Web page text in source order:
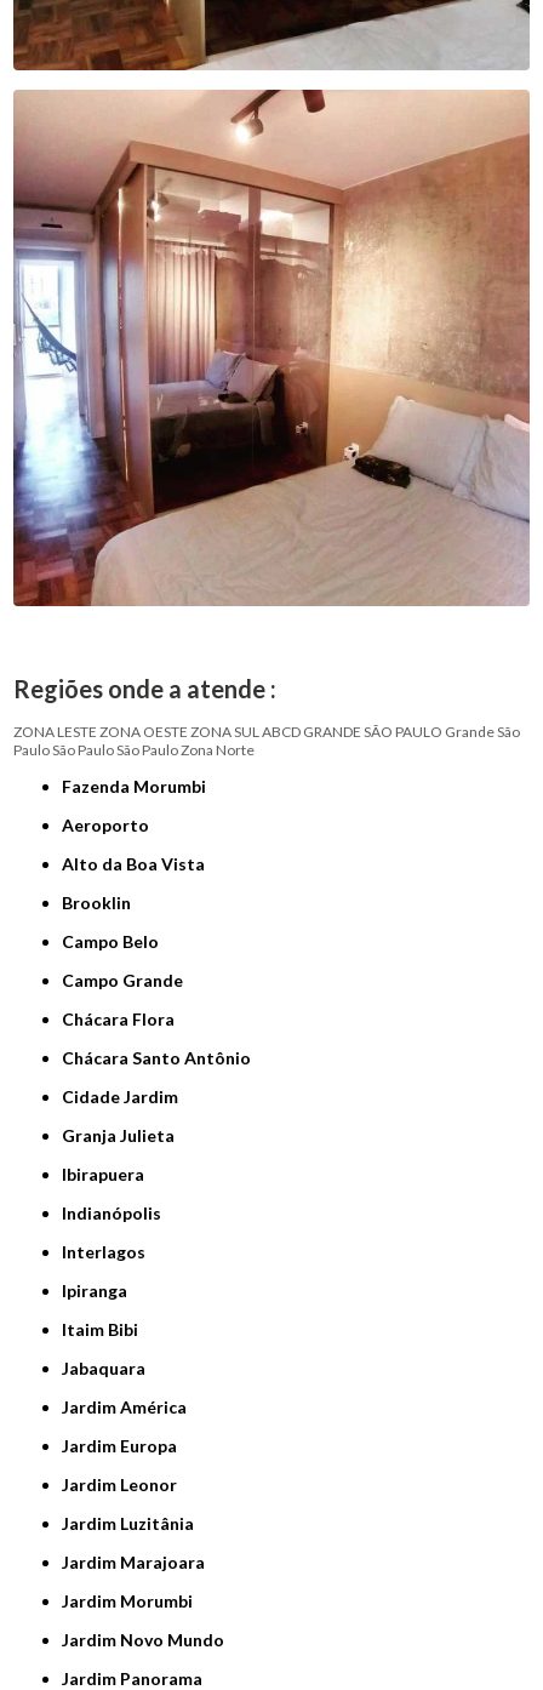
Regiões onde a atende :
ZONA LESTE ZONA OESTE ZONA SUL ABCD GRANDE SÃO PAULO Grande São
PauloSão PauloSão PauloZona Norte
Fazenda Morumbi
Aeroporto
Alto da Boa Vista
Brooklin
Campo Belo
Campo Grande
Chácara Flora
Chácara Santo Antônio
Cidade Jardim
Granja Julieta
Ibirapuera
Indianópolis
Interlagos
Ipiranga
Itaim Bibi
Jabaquara
Jardim América
Jardim Europa
Jardim Leonor
Jardim Luzitânia
Jardim Marajoara
Jardim Morumbi
Jardim Novo Mundo
Jardim Panorama